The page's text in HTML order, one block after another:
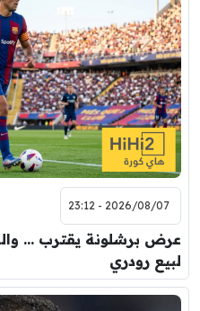
2026/08/07 - 23:12
عرض برشلونة يقترب …
لبيع رودري